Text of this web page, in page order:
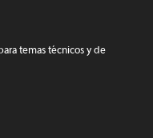
temas técnicos y de